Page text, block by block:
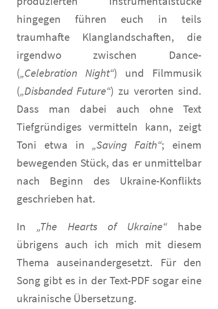
hingegen führen euch in teils
traumhafte Klanglandschaften, die
irgendwo zwischen Dance-
(„Celebration Night“) und Filmmusik
(„Disbanded Future“) zu verorten sind.
Dass man dabei auch ohne Text
Tiefgründiges vermitteln kann, zeigt
Toni etwa in „Saving Faith“; einem
bewegenden Stück, das er unmittelbar
nach Beginn des Ukraine-Konflikts
geschrieben hat.
In „The Hearts of Ukraine“habe
übrigens auch ich mich mit diesem
Thema auseinandergesetzt. Für den
Song gibt es in der Text-PDF sogar eine
ukrainische Übersetzung.